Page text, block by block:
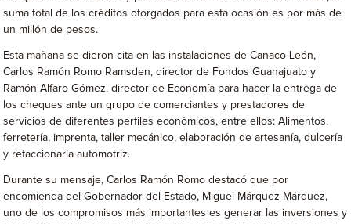
suma total de los créditos otorgados para esta ocasión es por más de
un millón de pesos.
Esta mañana se dieron cita en las instalaciones de Canaco León,
Carlos Ramón Romo Ramsden, director de Fondos Guanajuato y
Ramón Alfaro Gómez, director de Economía para hacer la entrega de
los cheques ante un grupo de comerciantes y prestadores de
servicios de diferentes perfiles económicos, entre ellos: Alimentos,
ferretería, imprenta, taller mecánico, elaboración de artesanía, dulcería
y refaccionaria automotriz.
Durante su mensaje, Carlos Ramón Romo destacó que por
encomienda del Gobernador del Estado, Miguel Márquez Márquez,
uno de los compromisos más importantes es generar las inversiones y